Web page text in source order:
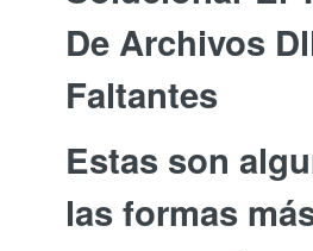
De Archivos
Faltantes
Estas son
las formas